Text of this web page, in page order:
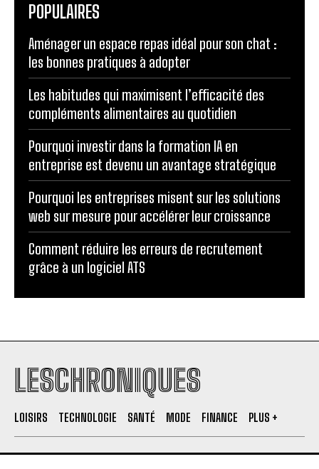
POPULAIRES
Aménager un espace repas idéal pour son chat :
les bonnes pratiques à adopter
Les habitudes qui maximisent l’efficacité des
compléments alimentaires au quotidien
Pourquoi investir dans la formation IA en
entreprise est devenu un avantage stratégique
Pourquoi les entreprises misent sur les solutions
web sur mesure pour accélérer leur croissance
Comment réduire les erreurs de recrutement
grâce à un logiciel ATS
LESCHRONIQUES
LOISIRS TECHNOLOGIE SANTÉ MODE FINANCE PLUS +